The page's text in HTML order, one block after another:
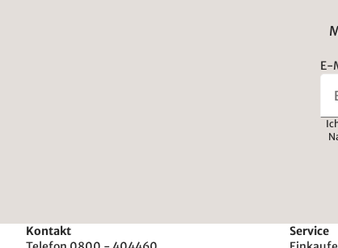
E-
Kontakt
Service